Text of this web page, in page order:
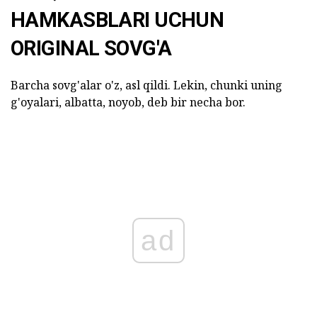
HAMKASBLARI UCHUN
ORIGINAL SOVG'A
Barcha sovg'alar o'z, asl qildi. Lekin, chunki uning
g'oyalari, albatta, noyob, deb bir necha bor.
ad